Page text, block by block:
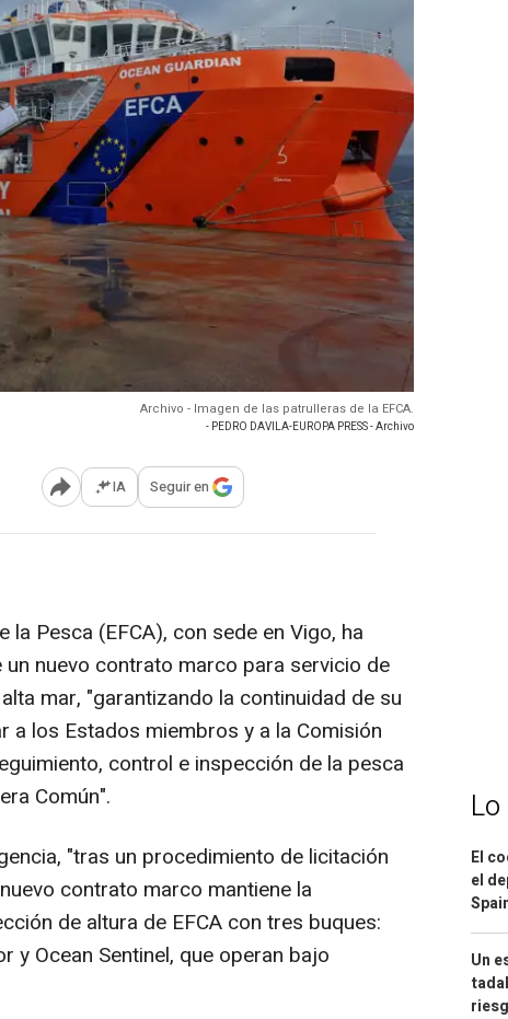
Archivo - Imagen de las patrulleras de la EFCA.
- PEDRO DAVILA-EUROPA PRESS - Archivo
Abrir opciones para compartir
IA Seguir en
la Pesca (EFCA), con sede en Vigo, ha
nuevo contrato marco para servicio de
mar, "garantizando la continuidad de su
a los Estados miembros y a la Comisión
control e inspección de la pesca
Común".
"tras un procedimiento de licitación
contrato marco mantiene la
de altura de EFCA con tres buques:
y Ocean Sentinel, que operan bajo
El
el
Un